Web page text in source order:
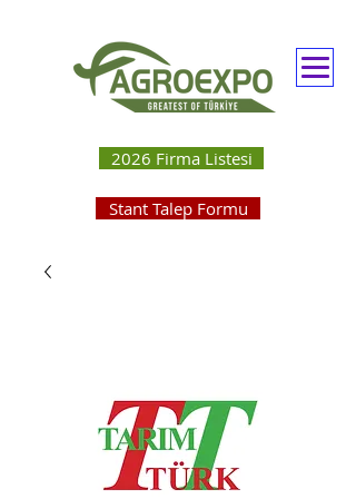
2026 Firma Listesi
Stant Talep Formu